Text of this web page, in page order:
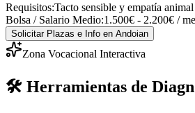
Requisitos:Tacto sensible y empatía animal
Bolsa / Salario Medio:1.500€ - 2.200€ /
Solicitar Plazas e Info en Andoian
Zona Vocacional Interactiva
🛠️ Herramientas de